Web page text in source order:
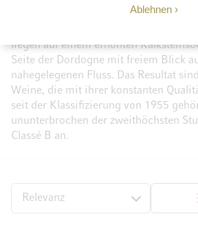
Ablehnen
renommiertesten ist Château Canon,
liegen auf einem erhöhten
Seite der Dordogne mit freiem Blick
nahegelegenen Fluss. Das Resultat
Weine, die mit ihrer konstanten
seit der Klassifizierung von 1955
ununterbrochen der zweithöchsten
Classé B an.
SortierenTop